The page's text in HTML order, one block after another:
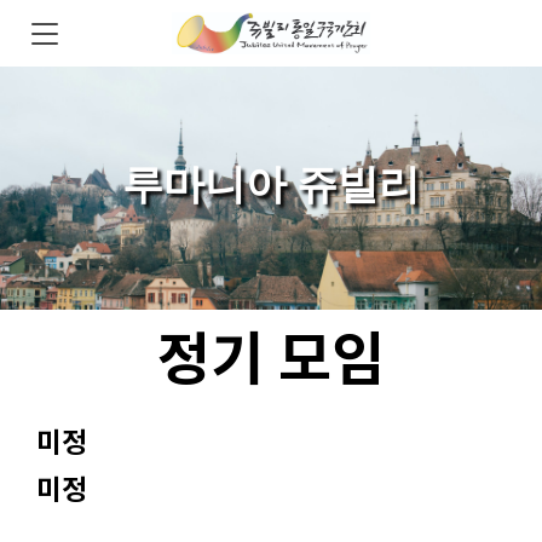
루마니아 쥬빌리
정기 모임
미정
미정